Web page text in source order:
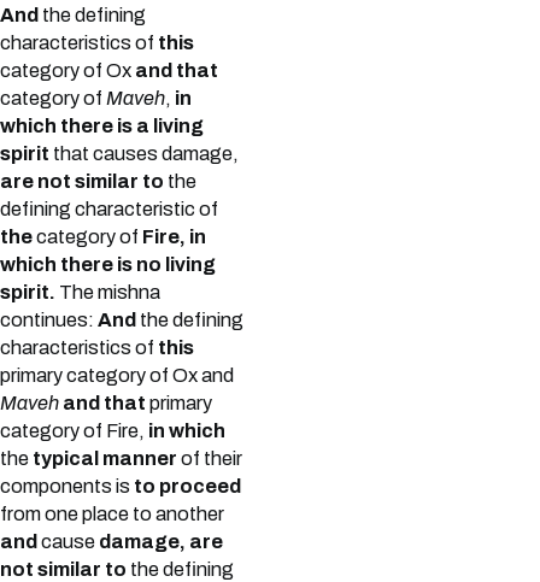
And the defining
characteristics of this
category of Ox and that
category of Maveh, in
which there is a living
spirit that causes damage,
are not similar to the
defining characteristic of
thecategory of Fire, in
which there is no living
spirit. The mishna
continues: And the defining
characteristics of this
primary category of Ox and
Maveh and that primary
category of Fire, in which
the typical manner of their
components is to proceed
from one place to another
and cause damage, are
not similar to the defining